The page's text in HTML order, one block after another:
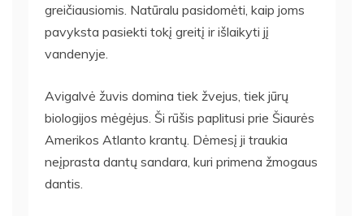
greičiausiomis. Natūralu pasidomėti, kaip joms
pavyksta pasiekti tokį greitį ir išlaikyti jį
vandenyje.
Avigalvė žuvis domina tiek žvejus, tiek jūrų
biologijos mėgėjus. Ši rūšis paplitusi prie Šiaurės
Amerikos Atlanto krantų. Dėmesį ji traukia
neįprasta dantų sandara, kuri primena žmogaus
dantis.